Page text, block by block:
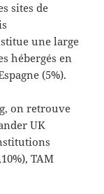
sites de
une large
hébergés en
(5%).
on retrouve
UK
TAM